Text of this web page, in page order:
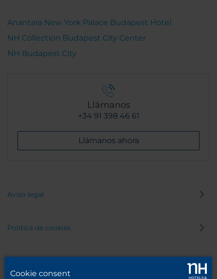
Anantara New York Palace Budapest Hotel
NH Collection Budapest City Center
NH Budapest City
Llámanos
+34 91 398 46 61
Llámanos ahora
Aviso legal
Política de cookies
Cookie consent